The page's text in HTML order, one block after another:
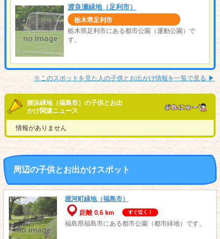
渡良瀬緑地（足利市）
栃木県足利市
栃木県足利市にある都市公園（運動公園）で
す。
※このスポットを見た人の子供とお出かけ情報を一覧で見る ▶︎
腰浜緑地（福島市）の子供とお出
かけ関連ニュース
情報がありません
周辺の子供とお出かけスポット
堀河町緑地（福島市）
距離 0.6 km
すぐ近く！
福島県福島市にある都市公園（都市緑地）です。